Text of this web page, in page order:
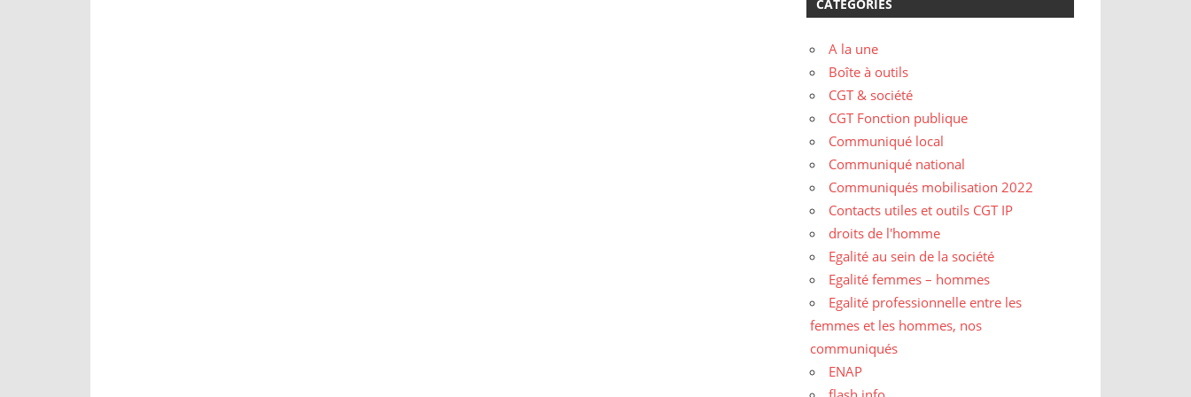
CATÉGORIES
A la une
Boîte à outils
CGT & société
CGT Fonction publique
Communiqué local
Communiqué national
Communiqués mobilisation 2022
Contacts utiles et outils CGT IP
droits de l'homme
Egalité au sein de la société
Egalité femmes – hommes
Egalité professionnelle entre les
femmes et les hommes, nos
communiqués
ENAP